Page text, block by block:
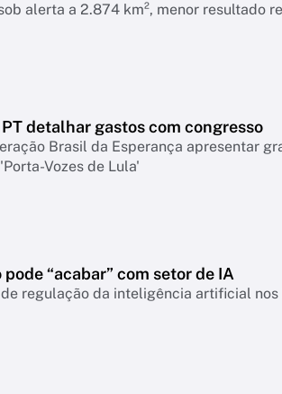
alerta a 2.874 km², menor resultado
detalhar gastos com congresso
Brasil da Esperança apresentar
Vozes de Lula'
“acabar” com setor de IA
regulação da inteligência artificial nos